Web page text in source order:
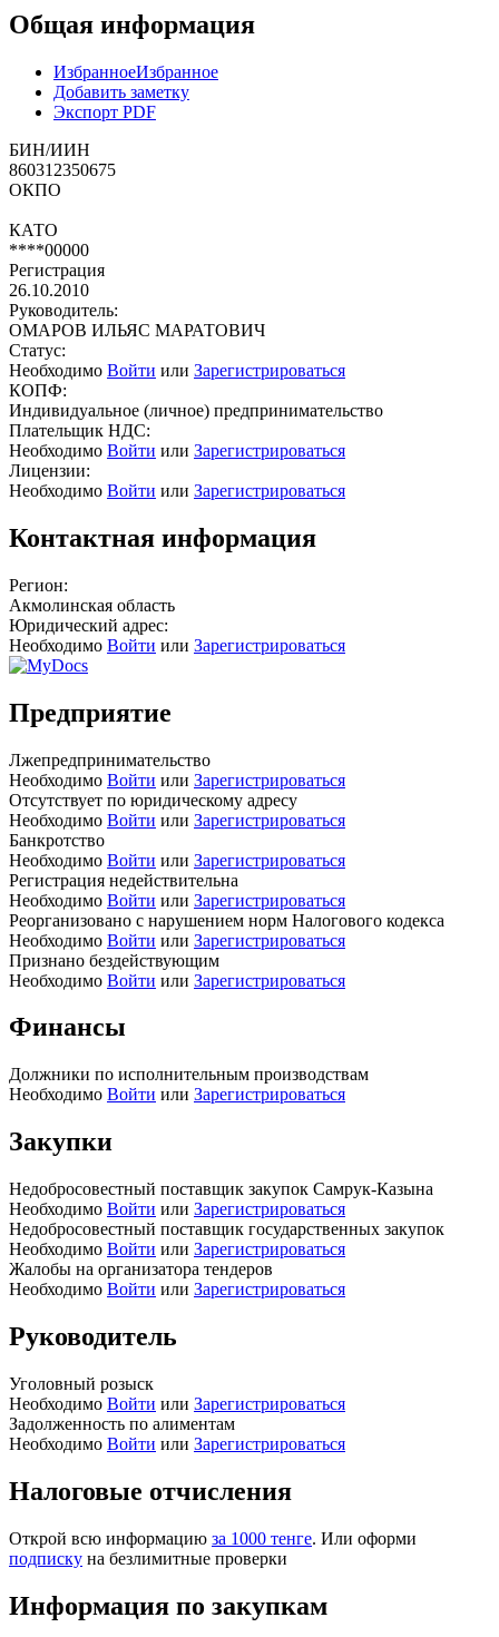
Общая информация
ИзбранноеИзбранное
Добавить заметку
Экспорт PDF
БИН/ИИН
860312350675
ОКПО
КАТО
****00000
Регистрация
26.10.2010
Руководитель:
ОМАРОВ ИЛЬЯС МАРАТОВИЧ
Статус:
Необходимо Войти или Зарегистрироваться
КОПФ:
Индивидуальное (личное) предпринимательство
Плательщик НДС:
Необходимо Войти или Зарегистрироваться
Лицензии:
Необходимо Войти или Зарегистрироваться
Контактная информация
Регион:
Акмолинская область
Юридический адрес:
Необходимо Войти или Зарегистрироваться
Предприятие
Лжепредпринимательство
Необходимо Войти или Зарегистрироваться
Отсутствует по юридическому адресу
Необходимо Войти или Зарегистрироваться
Банкротство
Необходимо Войти или Зарегистрироваться
Регистрация недействительна
Необходимо Войти или Зарегистрироваться
Реорганизовано с нарушением норм Налогового кодекса
Необходимо Войти или Зарегистрироваться
Признано бездействующим
Необходимо Войти или Зарегистрироваться
Финансы
Должники по исполнительным производствам
Необходимо Войти или Зарегистрироваться
Закупки
Недобросовестный поставщик закупок Самрук-Казына
Необходимо Войти или Зарегистрироваться
Недобросовестный поставщик государственных закупок
Необходимо Войти или Зарегистрироваться
Жалобы на организатора тендеров
Необходимо Войти или Зарегистрироваться
Руководитель
Уголовный розыск
Необходимо Войти или Зарегистрироваться
Задолженность по алиментам
Необходимо Войти или Зарегистрироваться
Налоговые отчисления
Открой всю информацию за 1000 тенге. Или оформи
подписку на безлимитные проверки
Информация по закупкам